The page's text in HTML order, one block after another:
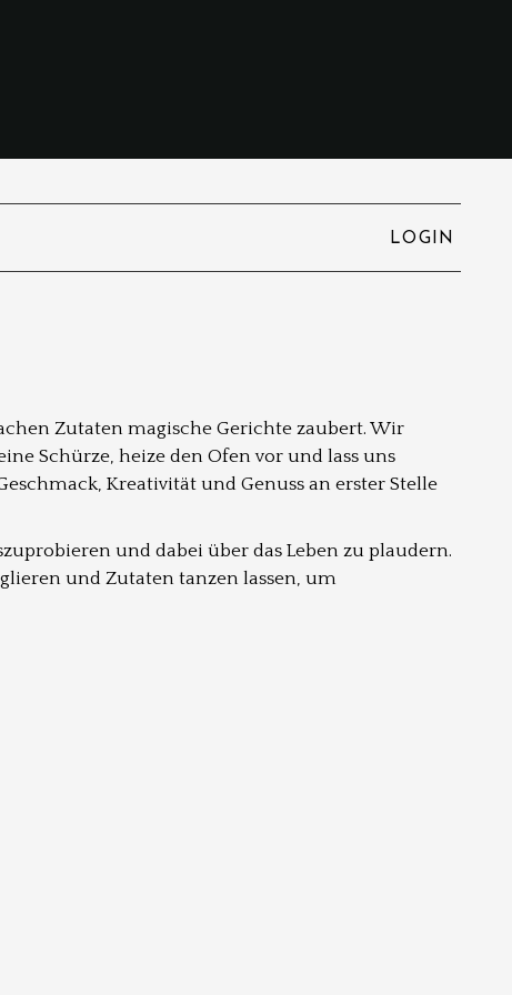
LOGIN
Zutaten magische Gerichte zaubert. Wir
Schürze, heize den Ofen vor und lass uns
Kreativität und Genuss an erster Stelle
und dabei über das Leben zu plaudern.
und Zutaten tanzen lassen, um